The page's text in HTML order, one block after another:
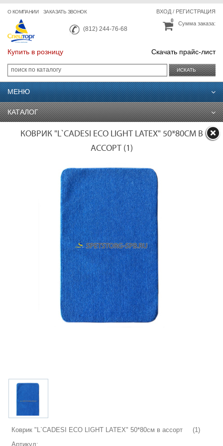
О КОМПАНИИ ЗАКАЗАТЬ ЗВОНОК
(812) 244-76-68
ВХОД/ РЕГИСТРАЦИЯ
Сумма заказа:
0
Купить в розницу Скачать прайс-лист
ИСКАТЬ
МЕНЮ
КАТАЛОГ
КОВРИК "L`CADESI ECO LIGHT LATEX" 50*80СМ В
АССОРТ (1)
Коврик "L`CADESI ECO LIGHT LATEX" 50*80см в ассорт (1)
Артикул: